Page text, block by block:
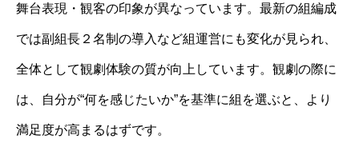
舞台表現・観客の印象が異なっています。最新の組編成
では副組長２名制の導入など組運営にも変化が見られ、
全体として観劇体験の質が向上しています。観劇の際に
は、自分が“何を感じたいか”を基準に組を選ぶと、より
満足度が高まるはずです。